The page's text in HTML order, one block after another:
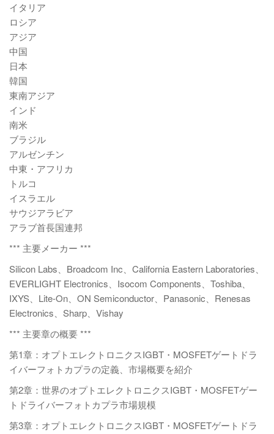
イタリア
ロシア
アジア
中国
日本
韓国
東南アジア
インド
南米
ブラジル
アルゼンチン
中東・アフリカ
トルコ
イスラエル
サウジアラビア
アラブ首長国連邦
*** 主要メーカー ***
Silicon Labs、Broadcom Inc、California Eastern Laboratories、
EVERLIGHT Electronics、Isocom Components、Toshiba、
IXYS、Lite-On、ON Semiconductor、Panasonic、Renesas
Electronics、Sharp、Vishay
*** 主要章の概要 ***
第1章：オプトエレクトロニクスIGBT・MOSFETゲートドラ
イバーフォトカプラの定義、市場概要を紹介
第2章：世界のオプトエレクトロニクスIGBT・MOSFETゲー
トドライバーフォトカプラ市場規模
第3章：オプトエレクトロニクスIGBT・MOSFETゲートドラ